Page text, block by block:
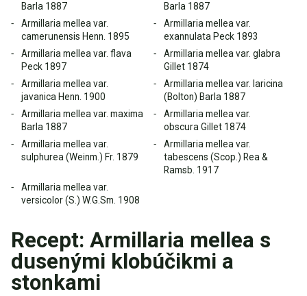
Barla 1887
Barla 1887
Armillaria mellea var.
camerunensis Henn. 1895
Armillaria mellea var.
exannulata Peck 1893
Armillaria mellea var. flava
Peck 1897
Armillaria mellea var. glabra
Gillet 1874
Armillaria mellea var.
javanica Henn. 1900
Armillaria mellea var. laricina
(Bolton) Barla 1887
Armillaria mellea var. maxima
Barla 1887
Armillaria mellea var.
obscura Gillet 1874
Armillaria mellea var.
sulphurea (Weinm.) Fr. 1879
Armillaria mellea var.
tabescens (Scop.) Rea &
Ramsb. 1917
Armillaria mellea var.
versicolor (S.) W.G.Sm. 1908
Recept: Armillaria mellea s
dusenými klobúčikmi a
stonkami